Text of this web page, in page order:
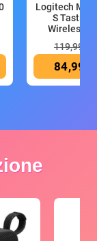
Logitech MX
S Tastiera
Wireless
119,99 €
84,99 €